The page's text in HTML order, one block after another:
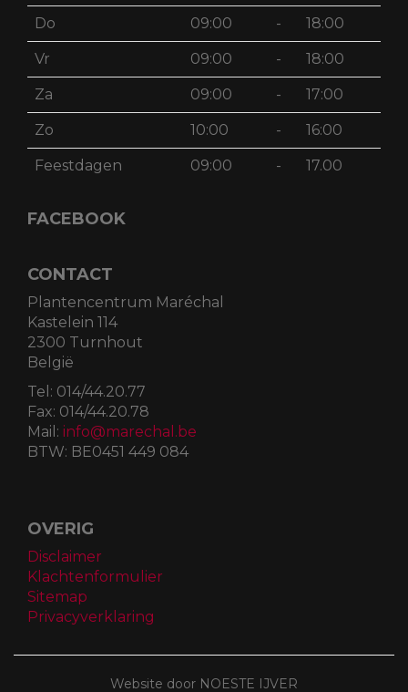
Do 09:00 - 18:00
Vr 09:00 - 18:00
Za 09:00 - 17:00
Zo 10:00 - 16:00
Feestdagen 09:00 - 17.00
FACEBOOK
CONTACT
Plantencentrum Maréchal
Kastelein 114
2300 Turnhout
België
Tel: 014/44.20.77
Fax: 014/44.20.78
Mail: info@marechal.be
BTW: BE0451 449 084
OVERIG
Disclaimer
Klachtenformulier
Sitemap
Privacyverklaring
Website door NOESTE IJVER